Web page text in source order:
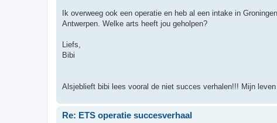
Ik overweeg ook een operatie en heb al een intake in
Antwerpen. Welke arts heeft jou geholpen?
Liefs,
Bibi
Alsjeblieft bibi lees vooral de niet succes verhalen!!! Mijn
Re: ETS operatie succesverhaal